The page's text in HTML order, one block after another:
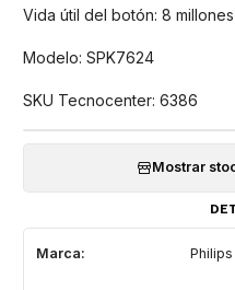
Vida útil del botón: 8
Modelo: SPK7624
SKU Tecnocenter: 6386
Mostrar
Marca: Philips